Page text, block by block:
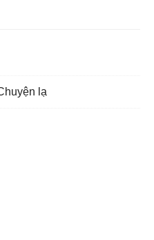
chuyện lạ